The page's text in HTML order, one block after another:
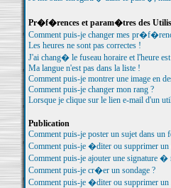
Pr�f�rences et param�tres des
Comment puis-je changer mes
Les heures ne sont pas correctes !
J'ai chang� le fuseau horaire et l'heure
Ma langue n'est pas dans la liste !
Comment puis-je montrer une image en
Comment puis-je changer mon rang ?
Lorsque je clique sur le lien e-mail d'un
Publication
Comment puis-je poster un sujet dans un
Comment puis-je �diter ou supprimer un
Comment puis-je ajouter une signature �
Comment puis-je cr�er un sondage ?
Comment puis-je �diter ou supprimer un